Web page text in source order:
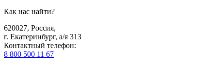
Как нас найти?
620027, Россия,
г. Екатеринбург, а/я 313
Контактный телефон:
8 800 500 11 67